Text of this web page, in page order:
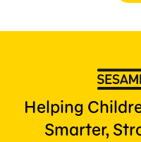
Helping
Smarter,